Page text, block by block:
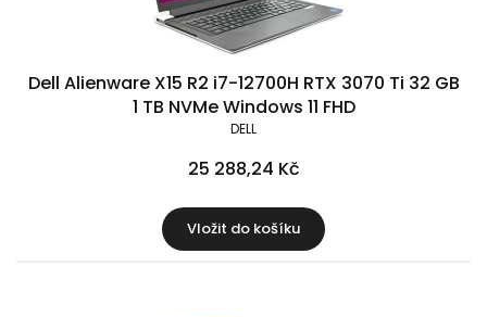
Dell Alienware X15 R2 i7-12700H RTX 3070 Ti 32 GB
1 TB NVMe Windows 11 FHD
DELL
25 288,24 Kč
Vložit do košíku